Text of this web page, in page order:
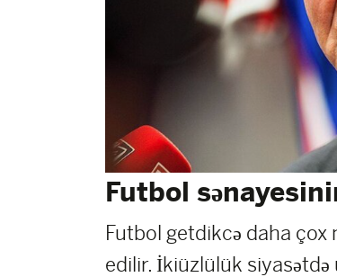
Futbol
Futbol getdikcə daha çox
edilir. İkiüzlülük siyasətdə